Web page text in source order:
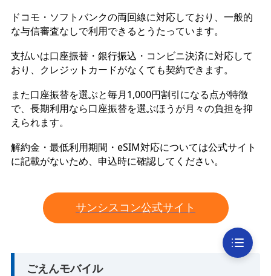
ドコモ・ソフトバンクの両回線に対応しており、一般的
な与信審査なしで利用できるとうたっています。
支払いは口座振替・銀行振込・コンビニ決済に対応して
おり、クレジットカードがなくても契約できます。
また口座振替を選ぶと毎月1,000円割引になる点が特徴
で、長期利用なら口座振替を選ぶほうが月々の負担を抑
えられます。
解約金・最低利用期間・eSIM対応については公式サイト
に記載がないため、申込時に確認してください。
サンシスコン公式サイト
ごえんモバイル